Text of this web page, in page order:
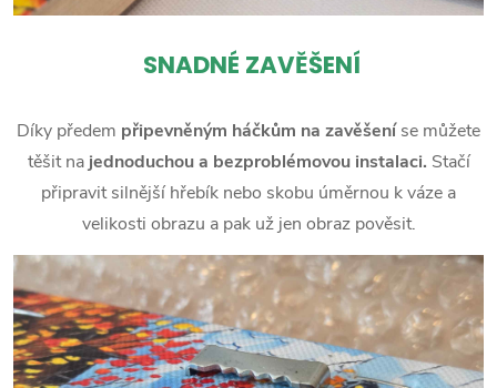
SNADNÉ ZAVĚŠENÍ
Díky předem připevněným háčkům na zavěšeníse můžete
těšit na jednoduchou a bezproblémovou instalaci. Stačí
připravit silnější hřebík nebo skobu úměrnou k váze a
velikosti obrazu a pak už jen obraz pověsit.